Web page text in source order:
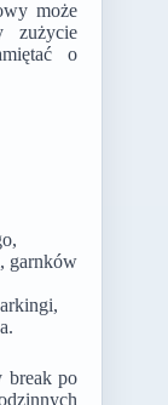
może
zużycie
o
garnków
break po